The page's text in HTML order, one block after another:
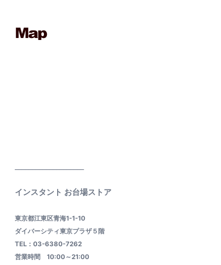
インスタント お台場ストア
東京都江東区青海1-1-10
ダイバーシティ東京プラザ５階
TEL：03-6380-7262
営業時間 10:00～21:00